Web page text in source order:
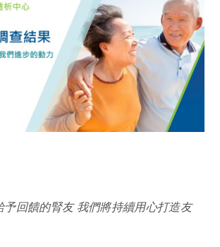
予回饋的腎友 我們將持續用心打造友